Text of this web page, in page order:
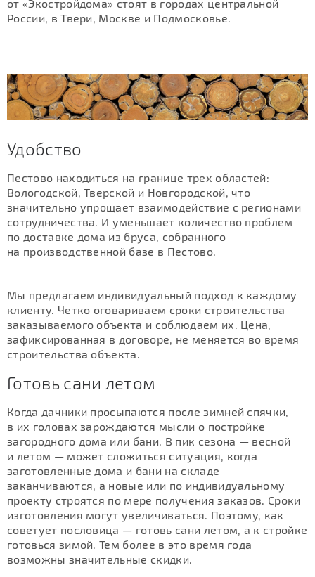
от «Экостройдома» стоят в городах центральной
России, в Твери, Москве и Подмосковье.
Удобство
Пестово находиться на границе трех областей:
Вологодской, Тверской и Новгородской, что
значительно упрощает взаимодействие с регионами
сотрудничества. И уменьшает количество проблем
по доставке дома из бруса, собранного
на производственной базе в Пестово.
Мы предлагаем индивидуальный подход к каждому
клиенту. Четко оговариваем сроки строительства
заказываемого объекта и соблюдаем их. Цена,
зафиксированная в договоре, не меняется во время
строительства объекта.
Готовь сани летом
Когда дачники просыпаются после зимней спячки,
в их головах зарождаются мысли о постройке
загородного дома или бани. В пик сезона — весной
и летом — может сложиться ситуация, когда
заготовленные дома и бани на складе
заканчиваются, а новые или по индивидуальному
проекту строятся по мере получения заказов. Сроки
изготовления могут увеличиваться. Поэтому, как
советует пословица — готовь сани летом, а к стройке
готовься зимой. Тем более в это время года
возможны значительные скидки.